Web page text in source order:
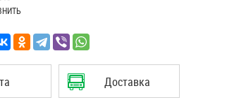
Доставка